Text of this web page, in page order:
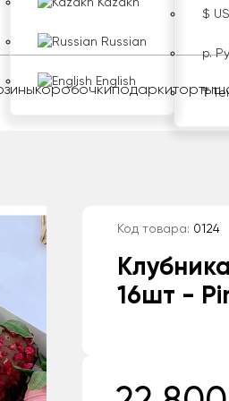
Kazakh
Russian
English
$
р.
₸
коробочкиподаркиторты
Код товара: 0124
16шт -